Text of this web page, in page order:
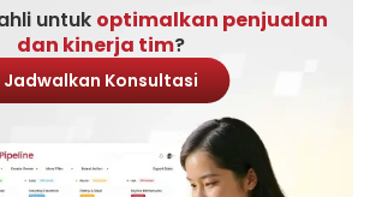
untuk optimalkan penjualan
dan kinerja tim?
Jadwalkan Konsultasi